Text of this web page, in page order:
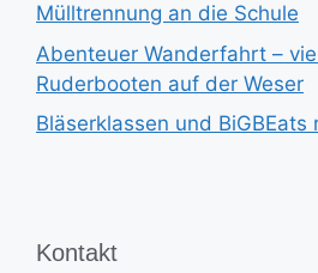
Mülltrennung an die Schule
Abenteuer Wanderfahrt –
Ruderbooten auf der Weser
Bläserklassen und BiGBEats
Kontakt